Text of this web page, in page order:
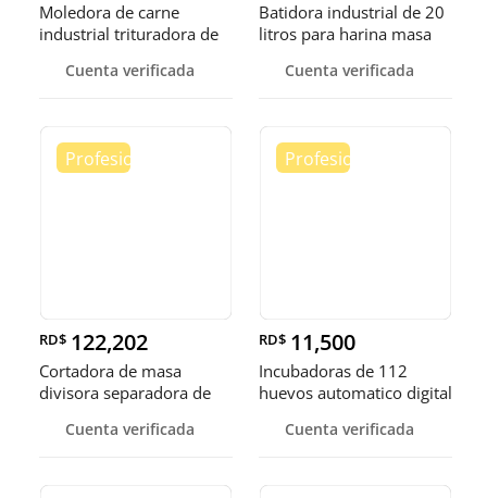
Moledora de carne
industrial trituradora de
Cuenta verificada
Batidora industrial de 20
litros para harina masa
Cuenta verificada
RD$ 122,202
Cortadora de masa
divisora separadora de
Cuenta verificada
RD$ 11,500
Incubadoras de 112
huevos automatico digital
Cuenta verificada